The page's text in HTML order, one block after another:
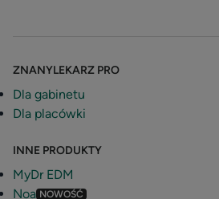
ZNANYLEKARZ PRO
Dla gabinetu
Dla placówki
INNE PRODUKTY
MyDr EDM
Noa NOWOŚĆ